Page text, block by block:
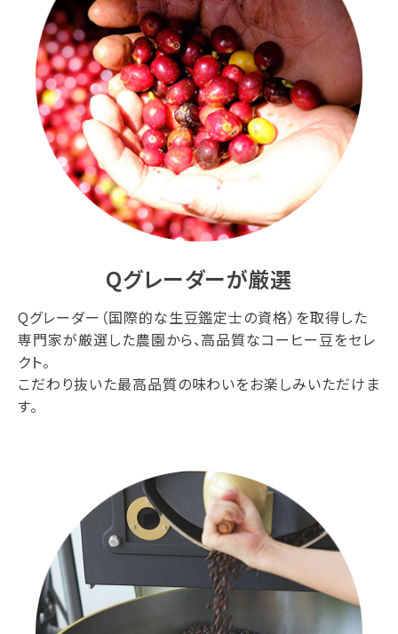
Qグレーダーが厳選
Qグレーダー（国際的な生豆鑑定士の資格）を取得した
専門家が厳選した農園から、高品質なコーヒー豆をセレ
クト。
こだわり抜いた最高品質の味わいをお楽しみいただけま
す。